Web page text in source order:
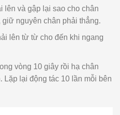
lên và gập lại sao cho chân
nguyên chân phải thẳng.
lên từ từ cho đến khi ngang
vòng 10 giây rồi hạ chân
Lặp lại động tác 10 lần mỗi bên